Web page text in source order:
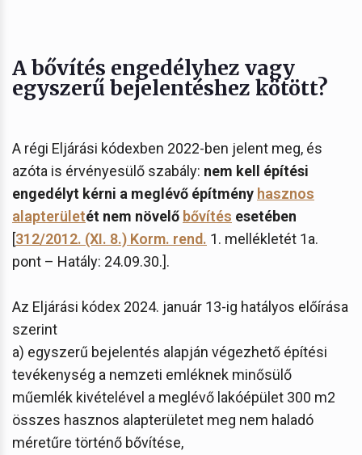
A bővítés engedélyhez vagy
egyszerű bejelentéshez kötött?
A régi Eljárási kódexben 2022-ben jelent meg, és
azóta is érvényesülő szabály: nem kell építési
engedélyt kérni a meglévő építmény hasznos
alapterületét nem növelő bővítés esetében
[312/2012. (XI. 8.) Korm. rend. 1. mellékletét 1a.
pont – Hatály: 24.09.30.].
Az Eljárási kódex 2024. január 13-ig hatályos előírása
szerint
a) egyszerű bejelentés alapján végezhető építési
tevékenység a nemzeti emléknek minősülő
műemlék kivételével a meglévő lakóépület 300 m2
összes hasznos alapterületet meg nem haladó
méretűre történő bővítése,